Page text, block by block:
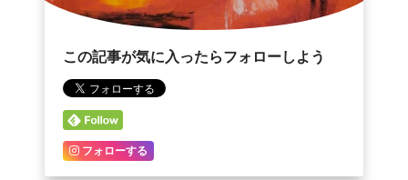
この記事が気に入ったらフォローしよう
フォローする